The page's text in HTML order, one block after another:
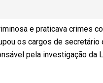
e praticava crimes
os cargos de secretário
pela investigação da